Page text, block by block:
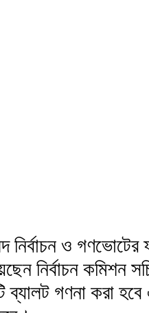
ও গণভোটের
নির্বাচন কমিশন
গণনা করা হবে